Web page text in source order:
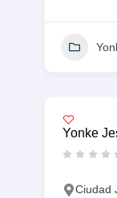
Yonke
Ciudad